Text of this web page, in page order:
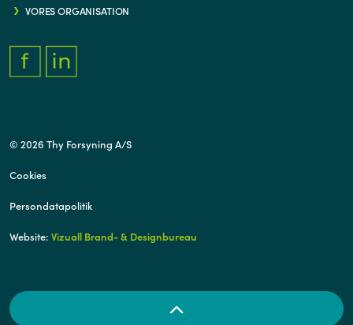
VORES ORGANISATION
© 2026 Thy Forsyning A/S
Cookies
Persondatapolitik
Website: Vizuall Brand- & Designbureau